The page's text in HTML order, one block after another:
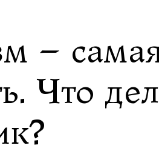
–
Что